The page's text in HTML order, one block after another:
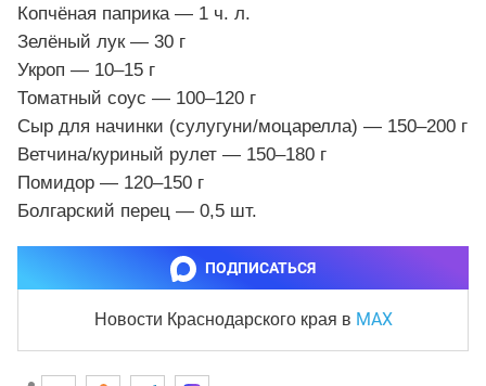
Копчёная паприка — 1 ч. л.
Зелёный лук — 30 г
Укроп — 10–15 г
Томатный соус — 100–120 г
Сыр для начинки (сулугуни/моцарелла) — 150–200 г
Ветчина/куриный рулет — 150–180 г
Помидор — 120–150 г
Болгарский перец — 0,5 шт.
ПОДПИСАТЬСЯ
Новости Краснодарского края в MAX